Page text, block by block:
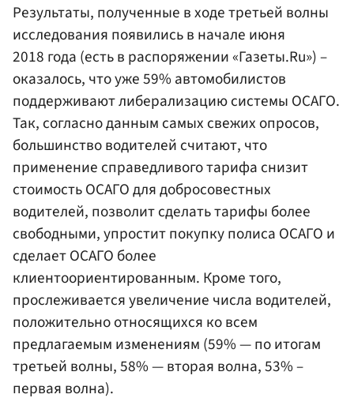
Результаты, полученные в ходе третьей волны
исследования появились в начале июня
2018 года (есть в распоряжении «Газеты.Ru») –
оказалось, что уже 59% автомобилистов
поддерживают либерализацию системы ОСАГО.
Так, согласно данным самых свежих опросов,
большинство водителей считают, что
применение справедливого тарифа снизит
стоимость ОСАГО для добросовестных
водителей, позволит сделать тарифы более
свободными, упростит покупку полиса ОСАГО и
сделает ОСАГО более
клиентоориентированным. Кроме того,
прослеживается увеличение числа водителей,
положительно относящихся ко всем
предлагаемым изменениям (59% — по итогам
третьей волны, 58% — вторая волна, 53% –
первая волна).